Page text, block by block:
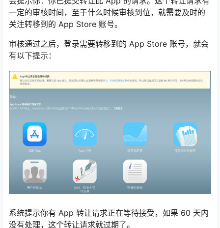
一定的审核时间，至于什么时候审核到位，就需要及时的
关注转移到的 App Store 账号。
审核通过之后，登录需要转移到的 App Store 账号，就会
有以下提示：
系统提示你有 App 转让请求正在等待接受，如果 60 天内
没有处理，这个转让请求就过期了。